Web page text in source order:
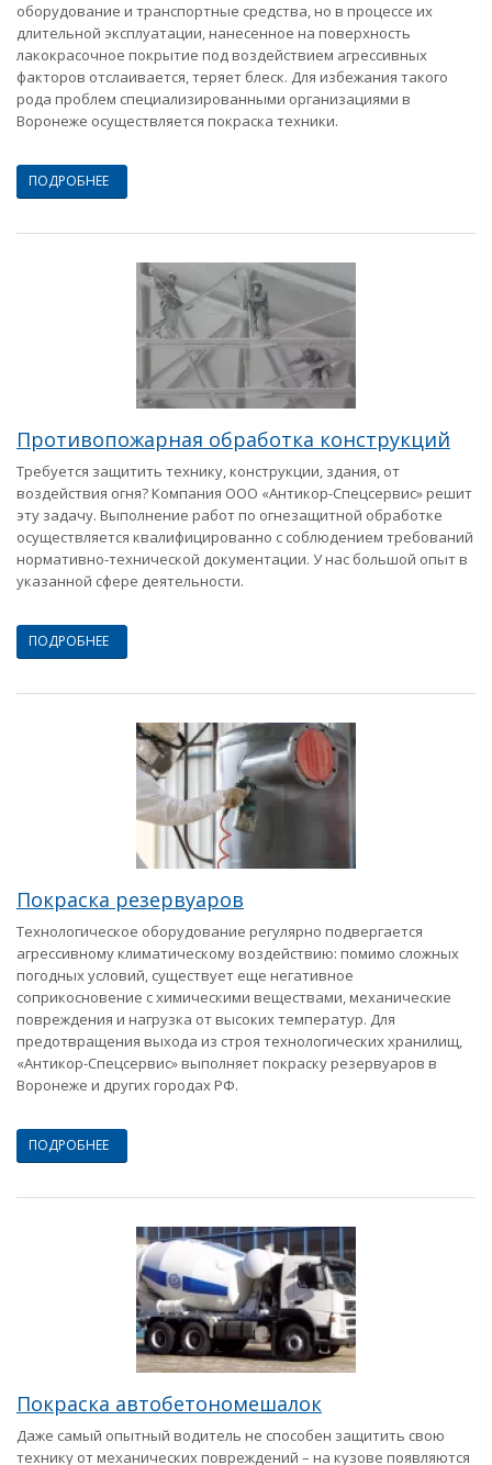
оборудование и транспортные средства, но в процессе их
длительной эксплуатации, нанесенное на поверхность
лакокрасочное покрытие под воздействием агрессивных
факторов отслаивается, теряет блеск. Для избежания такого
рода проблем специализированными организациями в
Воронеже осуществляется покраска техники.
ПОДРОБНЕЕ
Противопожарная обработка конструкций
Требуется защитить технику, конструкции, здания, от
воздействия огня? Компания ООО «Антикор-Спецсервис» решит
эту задачу. Выполнение работ по огнезащитной обработке
осуществляется квалифицированно с соблюдением требований
нормативно-технической документации. У нас большой опыт в
указанной сфере деятельности.
ПОДРОБНЕЕ
Покраска резервуаров
Технологическое оборудование регулярно подвергается
агрессивному климатическому воздействию: помимо сложных
погодных условий, существует еще негативное
соприкосновение с химическими веществами, механические
повреждения и нагрузка от высоких температур. Для
предотвращения выхода из строя технологических хранилищ,
«Антикор-Спецсервис» выполняет покраску резервуаров в
Воронеже и других городах РФ.
ПОДРОБНЕЕ
Покраска автобетономешалок
Даже самый опытный водитель не способен защитить свою
технику от механических повреждений – на кузове появляются